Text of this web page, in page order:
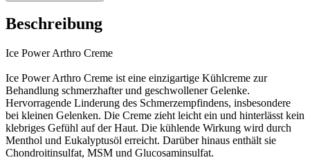
Beschreibung
Ice Power Arthro Creme
Ice Power Arthro Creme ist eine einzigartige Kühlcreme zur
Behandlung schmerzhafter und geschwollener Gelenke.
Hervorragende Linderung des Schmerzempfindens, insbesondere
bei kleinen Gelenken. Die Creme zieht leicht ein und hinterlässt kein
klebriges Gefühl auf der Haut. Die kühlende Wirkung wird durch
Menthol und Eukalyptusöl erreicht. Darüber hinaus enthält sie
Chondroitinsulfat, MSM und Glucosaminsulfat.